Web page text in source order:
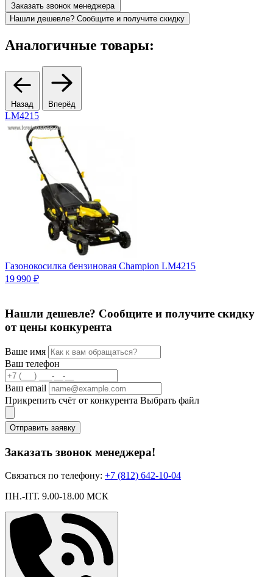
Заказать звонок менеджера
Нашли дешевле? Сообщите и получите скидку
Аналогичные товары:
Назад Вперёд
LM4215
Газонокосилка бензиновая Champion LM4215
19 990 ₽
Нашли дешевле? Сообщите и получите скидку
от цены конкурента
Ваше имя
Ваш телефон
Ваш email
Прикрепить счёт от конкурента Выбрать файл
Отправить заявку
Заказать звонок менеджера!
Связаться по телефону: +7 (812) 642-10-04
ПН.-ПТ. 9.00-18.00 МСК